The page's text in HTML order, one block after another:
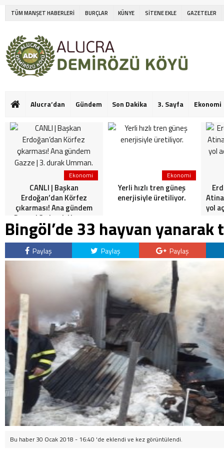
TÜM MANŞET HABERLERİ BURÇLAR KÜNYE SİTENE EKLE GAZETELER
Alucra’dan Gündem Son Dakika 3. Sayfa Ekonomi
Ekonomi
CANLI | Başkan
Erdoğan’dan Körfez
çıkarması! Ana gündem
Gazze | 3. durak Umman.
Ekonomi
Yerli hızlı tren güneş
enerjisiyle üretiliyor.
yol
Bingöl’de 33 hayvan
Paylaş Paylaş Paylaş
Bu haber 30 Ocak 2018 - 16:40 'de eklendi ve kez görüntülendi.